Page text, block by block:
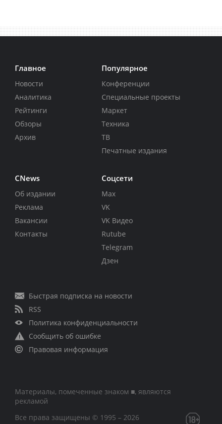
Главное
Новости
Аналитика
Рейтинги
Обзоры
Архив
Популярное
Конференции
Специальные проекты
Маркет
Техника
ТВ
Печатные издания
CNews
Об издании
Реклама
Вакансии
Контакты
Соцсети
Max
VK
VK Видео
Rutube
Telegram
Дзен
Быстрая подписка на новости
RSS
Политика конфиденциальности
Сообщить об ошибке
Правовая информация
Материалы, помеченные знаком ■, являются
рекламой
Все права защищены © 1995 – 2026